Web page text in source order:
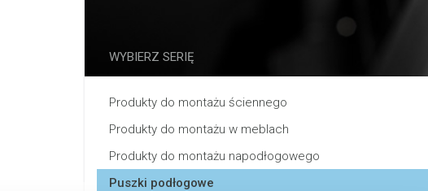
WYBIERZ SERIĘ
Produkty do montażu ściennego
Produkty do montażu w meblach
Produkty do montażu napodłogowego
Puszki podłogowe